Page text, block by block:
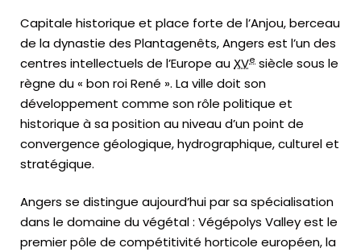
Capitale historique et place forte de l’Anjou, berceau
de la dynastie des Plantagenêts, Angers est l’un des
centres intellectuels de l’Europe au XVe siècle sous le
règne du « bon roi René ». La ville doit son
développement comme son rôle politique et
historique à sa position au niveau d’un point de
convergence géologique, hydrographique, culturel et
stratégique.
Angers se distingue aujourd’hui par sa spécialisation
dans le domaine du végétal : Végépolys Valley est le
premier pôle de compétitivité horticole européen, la